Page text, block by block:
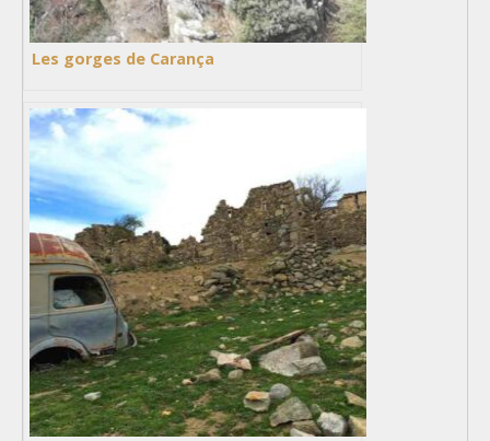
Les gorges de Carança